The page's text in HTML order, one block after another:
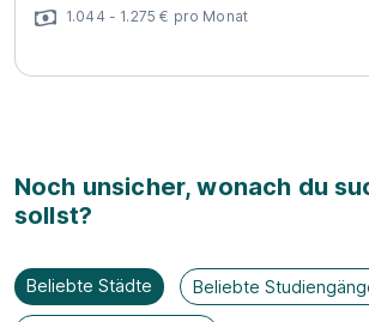
1.044 - 1.275 € pro Monat
Noch unsicher, wonach du
sollst?
Beliebte Städte Beliebte